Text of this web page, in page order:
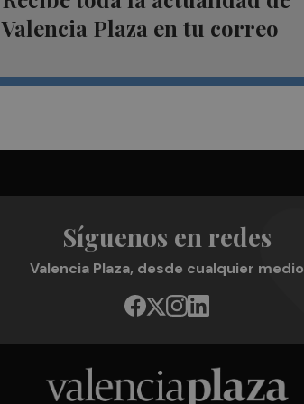
Valencia Plaza en tu correo
Síguenos en redes
Valencia Plaza, desde cualquier medio